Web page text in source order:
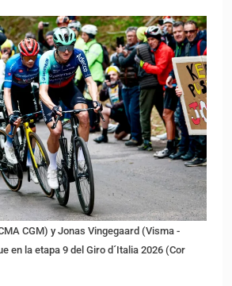
CGM) y Jonas Vingegaard (Visma -
en la etapa 9 del Giro d´Italia 2026 (Cor